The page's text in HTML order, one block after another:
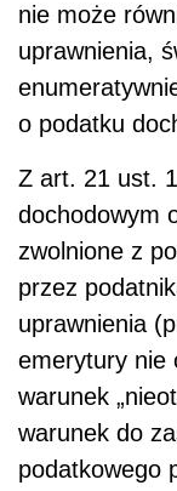
nie może
uprawnienia,
o podatku
Z art. 21 ust.
dochodowym
zwolnione z
przez
uprawnienia
emerytury nie
warunek
warunek do
podatkowego